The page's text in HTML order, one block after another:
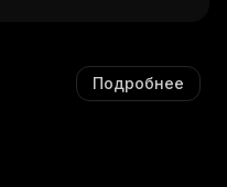
Подробнее